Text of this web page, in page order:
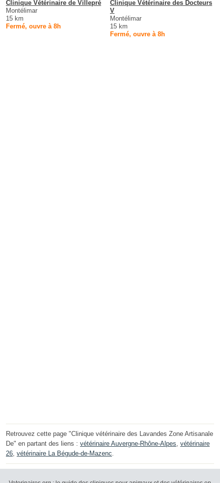
Clinique Vétérinaire de Villepré
Montélimar
15 km
Fermé, ouvre à 8h
Clinique Vétérinaire des Docteurs
V
Montélimar
15 km
Fermé, ouvre à 8h
Retrouvez cette page "Clinique vétérinaire des Lavandes Zone Artisanale
De" en partant des liens : vétérinaire Auvergne-Rhône-Alpes, vétérinaire
26, vétérinaire La Bégude-de-Mazenc.